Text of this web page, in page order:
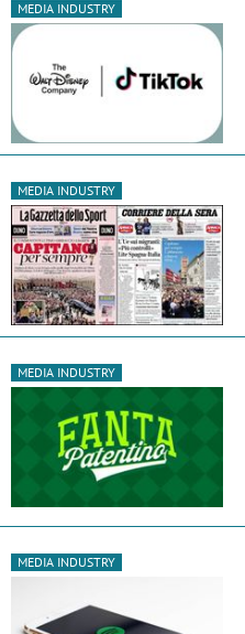
MEDIA INDUSTRY
MEDIA INDUSTRY
MEDIA INDUSTRY
MEDIA INDUSTRY